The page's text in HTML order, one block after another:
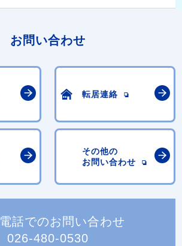
お問い合わせ
転居連絡
その他の
お問い合わせ
電話でのお問い合わせ
026-480-0530